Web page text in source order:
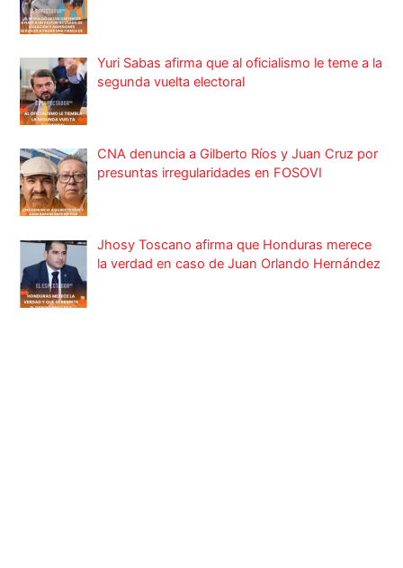
Yuri Sabas afirma que al oficialismo le teme a la
segunda vuelta electoral
CNA denuncia a Gilberto Ríos y Juan Cruz por
presuntas irregularidades en FOSOVI
Jhosy Toscano afirma que Honduras merece
la verdad en caso de Juan Orlando Hernández